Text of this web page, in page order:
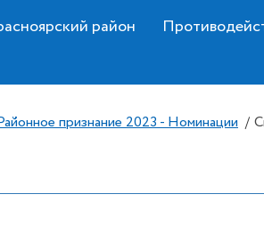
район
признание 2023 - Номинации /